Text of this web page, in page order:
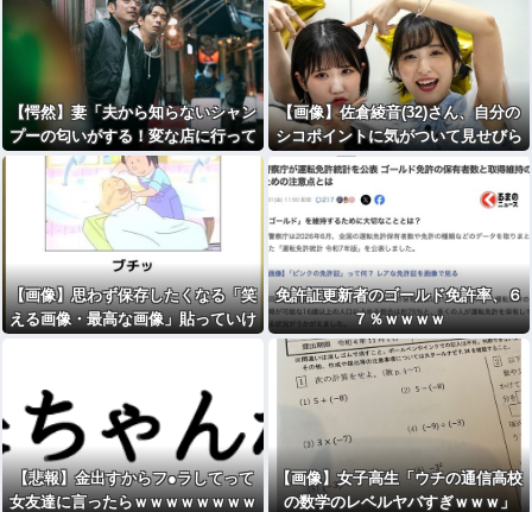
【愕然】妻「夫から知らないシャン
プーの匂いがする！変な店に行って
るに違いない！！！」探偵「調べた
ところ･･･」⇒結果ｗｗ
【画像】佐倉綾音(32)さん、自分の
シコポイントに気がついて見せびら
かすｗ
【画像】思わず保存したくなる「笑
える画像・最高な画像」貼っていけ
免許証更新者のゴールド免許率、６
７％ｗｗｗｗ
【悲報】金出すからフ●ラしてって
女友達に言ったらｗｗｗｗｗｗｗｗ
【画像】女子高生「ウチの通信高校
の数学のレベルヤバすぎｗｗｗ」